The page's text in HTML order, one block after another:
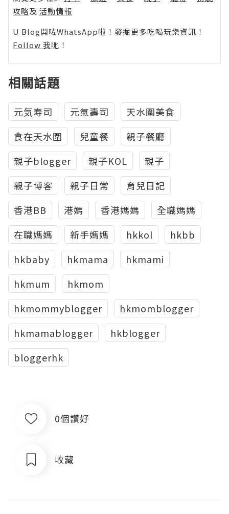
攻略及 活動情報
U Blog開咗WhatsApp啦！發掘更多吃喝玩樂資訊！
Follow 我哋 ！
相關話題
元気寿司 元氣壽司
天水圍美食
食在天水圍
兒童餐
親子餐廳
親子blogger
親子KOL
親子
親子博客
親子日常
育兒日記
香港BB
港媽 香港媽媽
全職媽媽
在職媽媽
新手媽媽 hkkol
hkbb
hkbaby
hkmama
hkmami
hkmum
hkmom
hkmommyblogger
hkmomblogger
hkmamablogger
hkblogger
bloggerhk
0個讚好
收藏